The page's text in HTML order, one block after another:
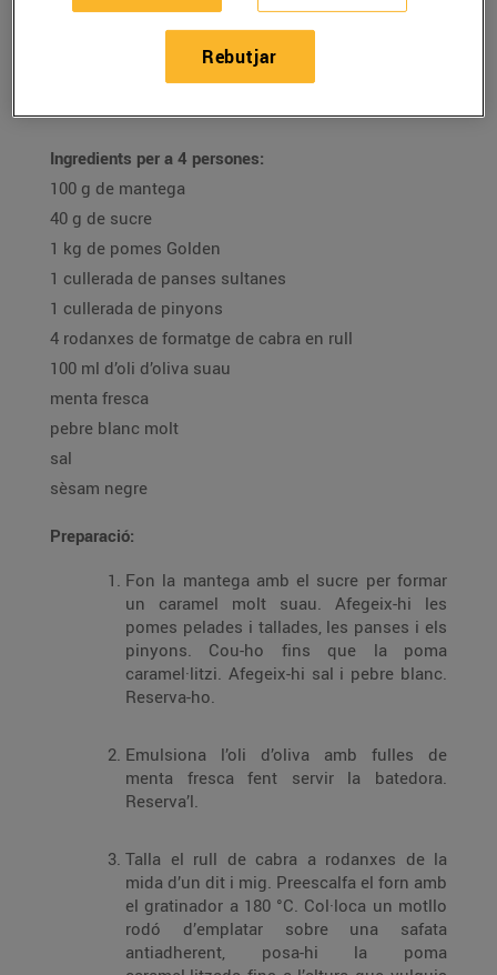
Recepta de timbal de poma carame·litzada amb
Ingredients per a 4 persones:
100 g de mantega
40 g de sucre
1 kg de pomes Golden
1 cullerada de panses sultanes
1 cullerada de pinyons
4 rodanxes de formatge de cabra en rull
100 ml d’oli d’oliva suau
menta fresca
pebre blanc molt
sal
sèsam negre
Preparació:
Fon la mantega amb el sucre per formar
un caramel molt suau. Afegeix-hi les
pomes pelades i tallades, les panses i els
pinyons. Cou-ho fins que la poma
caramel·litzi. Afegeix-hi sal i pebre blanc.
Reserva-ho.
Emulsiona l’oli d’oliva amb fulles de
menta fresca fent servir la batedora.
Reserva’l.
Talla el rull de cabra a rodanxes de la
mida d’un dit i mig. Preescalfa el forn amb
el gratinador a 180 °C. Col·loca un motllo
rodó d’emplatar sobre una safata
antiadherent, posa-hi la poma
Rebutjar